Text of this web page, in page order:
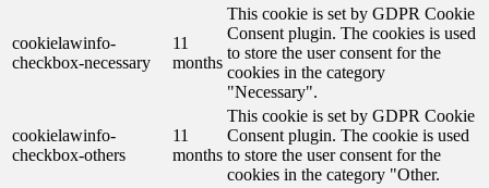
cookielawinfo-
checkbox-necessary
11
months
This cookie is set by GDPR Cookie
Consent plugin. The cookies is used
to store the user consent for the
cookies in the category
"Necessary".
cookielawinfo-
checkbox-others
11
months
This cookie is set by GDPR Cookie
Consent plugin. The cookie is used
to store the user consent for the
cookies in the category "Other.